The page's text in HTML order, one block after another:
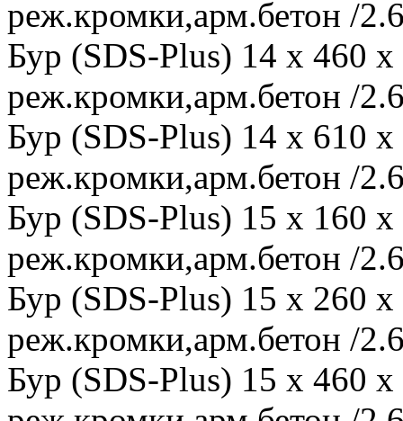
реж.кромки,арм.бетон /
Бур (SDS-Plus) 14 x 460
реж.кромки,арм.бетон /
Бур (SDS-Plus) 14 x 610
реж.кромки,арм.бетон /
Бур (SDS-Plus) 15 x 160
реж.кромки,арм.бетон /
Бур (SDS-Plus) 15 x 260
реж.кромки,арм.бетон /
Бур (SDS-Plus) 15 x 460